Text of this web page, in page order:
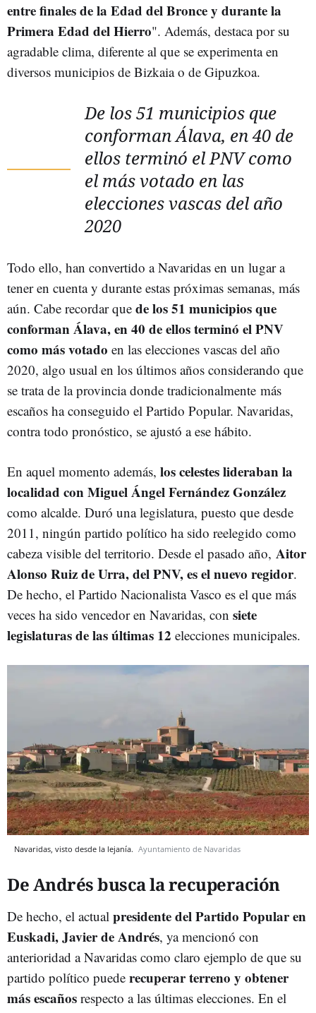
entre finales de la Edad del Bronce y durante la
Primera Edad del Hierro". Además, destaca por su
agradable clima, diferente al que se experimenta en
diversos municipios de Bizkaia o de Gipuzkoa.
De los 51 municipios que
conforman Álava, en 40 de
ellos terminó el PNV como
el más votado en las
elecciones vascas del año
2020
Todo ello, han convertido a Navaridas en un lugar a
tener en cuenta y durante estas próximas semanas, más
aún. Cabe recordar que de los 51 municipios que
conforman Álava, en 40 de ellos terminó el PNV
como más votado en las elecciones vascas del año
2020, algo usual en los últimos años considerando que
se trata de la provincia donde tradicionalmente más
escaños ha conseguido el Partido Popular. Navaridas,
contra todo pronóstico, se ajustó a ese hábito.
En aquel momento además, los celestes lideraban la
localidad con Miguel Ángel Fernández González
como alcalde. Duró una legislatura, puesto que desde
2011, ningún partido político ha sido reelegido como
cabeza visible del territorio. Desde el pasado año, Aitor
Alonso Ruiz de Urra, del PNV, es el nuevo regidor.
De hecho, el Partido Nacionalista Vasco es el que más
veces ha sido vencedor en Navaridas, con siete
legislaturas de las últimas 12 elecciones municipales.
Navaridas, visto desde la lejanía. Ayuntamiento de Navaridas
De Andrés busca la recuperación
De hecho, el actual presidente del Partido Popular en
Euskadi, Javier de Andrés, ya mencionó con
anterioridad a Navaridas como claro ejemplo de que su
partido político puede recuperar terreno y obtener
más escaños respecto a las últimas elecciones. En el